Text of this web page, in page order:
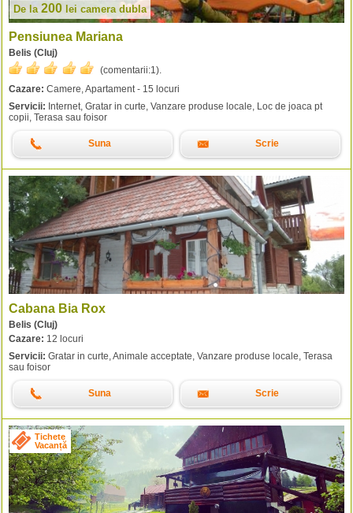
De la 200 lei camera dubla
Pensiunea Mariana
Belis (Cluj)
(comentarii:1).
Cazare: Camere, Apartament - 15 locuri
Servicii: Internet, Gratar in curte, Vanzare produse locale, Loc de joaca pt
copii, Terasa sau foisor
Suna Scrie
Cabana Bia Rox
Belis (Cluj)
Cazare: 12 locuri
Servicii: Gratar in curte, Animale acceptate, Vanzare produse locale, Terasa
sau foisor
Suna Scrie
Tichete
Vacanță